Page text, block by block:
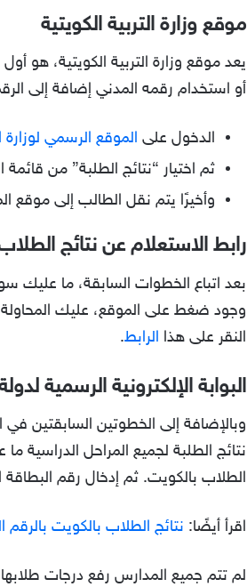
موقع وزارة التربية الكويتية
يعد موقع وزارة التربية الكويتية، هو
أو استخدام رقمه المدني إضافة إلى
الدخول على الموقع الرسمي لوزارة
ثم اختيار “نتائج الطلبة” من
وأخيرًا يتم نقل الطالب إلى موقع
رابط الاستعلام عن نتائج
بعد اتباع الخطوات السابقة، ما عليك
النقر على هذا الرابط.
البوابة الإلكترونية الرسمية
وبالإضافة إلى الخطوتين السابقتين
نتائج الطلبة لجميع المراحل
الطلاب بالكويت. ثم إدخال رقم البطاقة
اقرأ أيضًا: نتائج الطلاب بالكويت بالرقم
لم تتم جميع المدارس رفع درجات